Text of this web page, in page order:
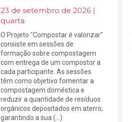
23 de setembro de 2026 |
quarta
O Projeto "Compostar é valorizar"
consiste em sessões de
formação sobre compostagem
com entrega de um compostor a
cada participante. As sessões
têm como objetivo fomentar a
compostagem doméstica e
reduzir a quantidade de resíduos
orgânicos depositados em aterro,
garantindo a sua (...)